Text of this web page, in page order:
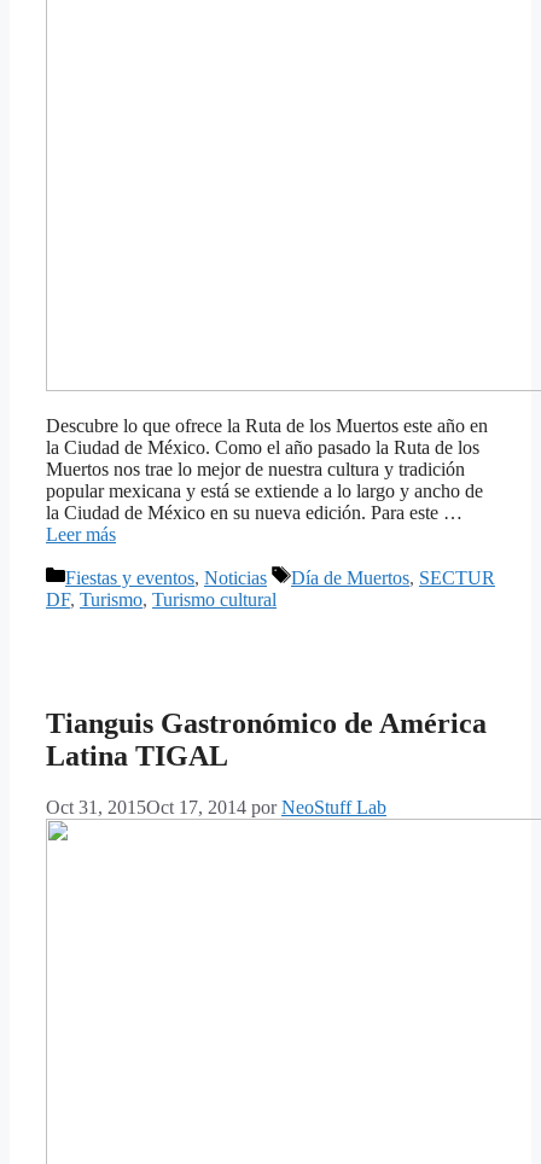
Descubre lo que ofrece la Ruta de los Muertos este año en
la Ciudad de México. Como el año pasado la Ruta de los
Muertos nos trae lo mejor de nuestra cultura y tradición
popular mexicana y está se extiende a lo largo y ancho de
la Ciudad de México en su nueva edición. Para este …
Leer más
Categorías
Fiestas y eventos, Noticias Etiquetas
Día de Muertos, SECTUR
DF, Turismo, Turismo cultural
Tianguis Gastronómico de América
Latina TIGAL
Oct 31, 2015Oct 17, 2014 porNeoStuff Lab